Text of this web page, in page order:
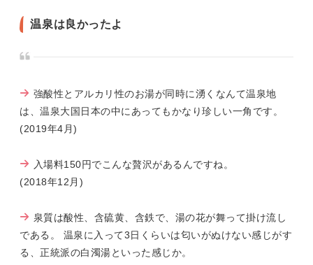
温泉は良かったよ
強酸性とアルカリ性のお湯が同時に湧くなんて温泉地
は、温泉大国日本の中にあってもかなり珍しい一角です。
(2019年4月)
入場料150円でこんな贅沢があるんですね。
(2018年12月)
泉質は酸性、含硫黄、含鉄で、湯の花が舞って掛け流し
である。 温泉に入って3日くらいは匂いがぬけない感じがす
る、正統派の白濁湯といった感じか。